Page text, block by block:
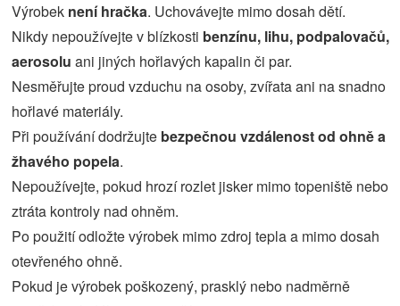
Výrobek není hračka. Uchovávejte mimo dosah dětí.
Nikdy nepoužívejte v blízkosti benzínu, lihu, podpalovačů,
aerosolu ani jiných hořlavých kapalin či par.
Nesměřujte proud vzduchu na osoby, zvířata ani na snadno
hořlavé materiály.
Při používání dodržujte bezpečnou vzdálenost od ohně a
žhavého popela.
Nepoužívejte, pokud hrozí rozlet jisker mimo topeniště nebo
ztráta kontroly nad ohněm.
Po použití odložte výrobek mimo zdroj tepla a mimo dosah
otevřeného ohně.
Pokud je výrobek poškozený, prasklý nebo nadměrně